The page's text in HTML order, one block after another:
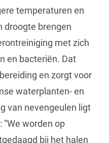
temperaturen en
droogte brengen
met zich
en bacteriën. Dat
en zorgt voor
waterplanten- en
van nevengeulen ligt
“We worden op
bij het halen